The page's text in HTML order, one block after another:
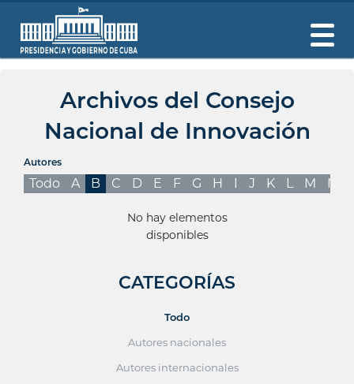
Archivos del Consejo
Nacional de Innovación
Autores
Todo A B C D E F G H I J K L M N
No hay elementos
disponibles
CATEGORÍAS
Todo
Autores nacionales
Autores internacionales